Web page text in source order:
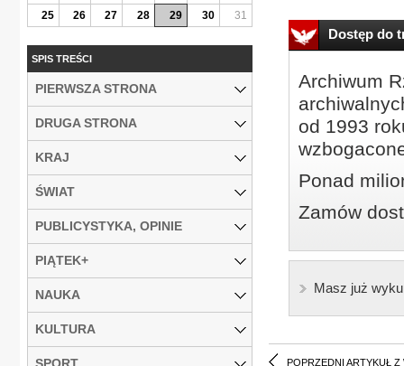
Dostęp do
Archiwum
od 1993
Ponad
Zamów
Masz już
POPRZEDNI ARTYKUŁ Z
25
26 27 28 29 30 31
SPIS TREŚCI
PIERWSZA STRONA
DRUGA STRONA
KRAJ
ŚWIAT
PUBLICYSTYKA, OPINIE
PIĄTEK+
NAUKA
KULTURA
SPORT